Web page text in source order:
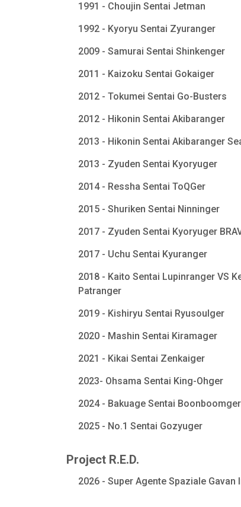
1991 - Choujin Sentai Jetman
1992 - Kyoryu Sentai Zyuranger
2009 - Samurai Sentai Shinkenger
2011 - Kaizoku Sentai Gokaiger
2012 - Tokumei Sentai Go-Busters
2012 - Hikonin Sentai Akibaranger
2013 - Hikonin Sentai Akibaranger
2013 - Zyuden Sentai Kyoryuger
2014 - Ressha Sentai ToQGer
2015 - Shuriken Sentai Ninninger
2017 - Zyuden Sentai Kyoryuger
2017 - Uchu Sentai Kyuranger
2018 - Kaito Sentai Lupinranger VS
Patranger
2019 - Kishiryu Sentai Ryusoulger
2020 - Mashin Sentai Kiramager
2021 - Kikai Sentai Zenkaiger
2023- Ohsama Sentai King-Ohger
2024 - Bakuage Sentai Boonboomger
2025 - No.1 Sentai Gozyuger
Project R.E.D.
2026 - Super Agente Spaziale Gavan